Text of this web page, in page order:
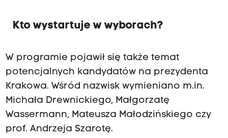
Kto wystartuje w wyborach?
W programie pojawił się także temat
potencjalnych kandydatów na prezydenta
Krakowa. Wśród nazwisk wymieniano m.in.
Michała Drewnickiego, Małgorzatę
Wassermann, Mateusza Małodzińskiego czy
prof. Andrzeja Szarotę.